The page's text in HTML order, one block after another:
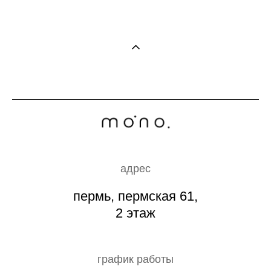
адрес
пермь, пермская 61,
2 этаж
график работы